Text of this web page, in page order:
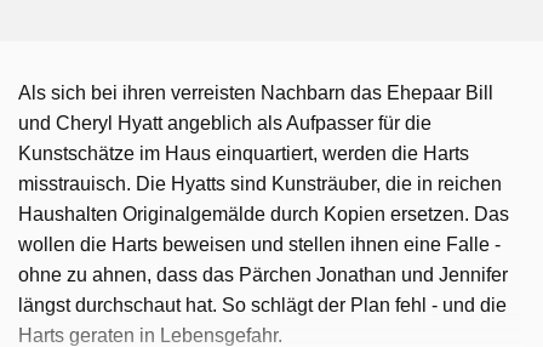
Als sich bei ihren verreisten Nachbarn das Ehepaar Bill
und Cheryl Hyatt angeblich als Aufpasser für die
Kunstschätze im Haus einquartiert, werden die Harts
misstrauisch. Die Hyatts sind Kunsträuber, die in reichen
Haushalten Originalgemälde durch Kopien ersetzen. Das
wollen die Harts beweisen und stellen ihnen eine Falle -
ohne zu ahnen, dass das Pärchen Jonathan und Jennifer
längst durchschaut hat. So schlägt der Plan fehl - und die
Harts geraten in Lebensgefahr.